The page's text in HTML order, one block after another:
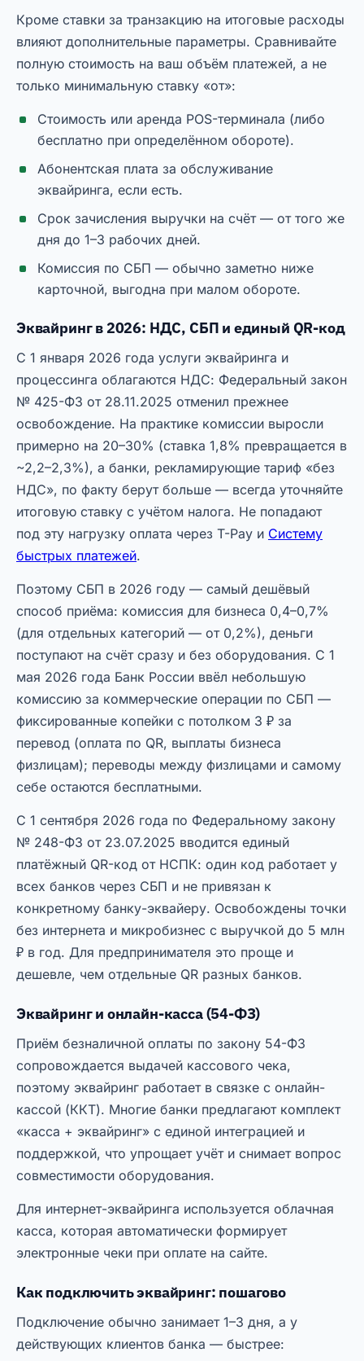
Кроме ставки за транзакцию на итоговые расходы
влияют дополнительные параметры. Сравнивайте
полную стоимость на ваш объём платежей, а не
только минимальную ставку «от»:
Стоимость или аренда POS-терминала (либо
бесплатно при определённом обороте).
Абонентская плата за обслуживание
эквайринга, если есть.
Срок зачисления выручки на счёт — от того же
дня до 1–3 рабочих дней.
Комиссия по СБП — обычно заметно ниже
карточной, выгодна при малом обороте.
Эквайринг в 2026: НДС, СБП и единый QR-код
С 1 января 2026 года услуги эквайринга и
процессинга облагаются НДС: Федеральный закон
№ 425-ФЗ от 28.11.2025 отменил прежнее
освобождение. На практике комиссии выросли
примерно на 20–30% (ставка 1,8% превращается в
~2,2–2,3%), а банки, рекламирующие тариф «без
НДС», по факту берут больше — всегда уточняйте
итоговую ставку с учётом налога. Не попадают
под эту нагрузку оплата через T-Pay и Систему
быстрых платежей.
Поэтому СБП в 2026 году — самый дешёвый
способ приёма: комиссия для бизнеса 0,4–0,7%
(для отдельных категорий — от 0,2%), деньги
поступают на счёт сразу и без оборудования. С 1
мая 2026 года Банк России ввёл небольшую
комиссию за коммерческие операции по СБП —
фиксированные копейки с потолком 3 ₽ за
перевод (оплата по QR, выплаты бизнеса
физлицам); переводы между физлицами и самому
себе остаются бесплатными.
С 1 сентября 2026 года по Федеральному закону
№ 248-ФЗ от 23.07.2025 вводится единый
платёжный QR-код от НСПК: один код работает у
всех банков через СБП и не привязан к
конкретному банку-эквайеру. Освобождены точки
без интернета и микробизнес с выручкой до 5 млн
₽ в год. Для предпринимателя это проще и
дешевле, чем отдельные QR разных банков.
Эквайринг и онлайн-касса (54-ФЗ)
Приём безналичной оплаты по закону 54-ФЗ
сопровождается выдачей кассового чека,
поэтому эквайринг работает в связке с онлайн-
кассой (ККТ). Многие банки предлагают комплект
«касса + эквайринг» с единой интеграцией и
поддержкой, что упрощает учёт и снимает вопрос
совместимости оборудования.
Для интернет-эквайринга используется облачная
касса, которая автоматически формирует
электронные чеки при оплате на сайте.
Как подключить эквайринг: пошагово
Подключение обычно занимает 1–3 дня, а у
действующих клиентов банка — быстрее: